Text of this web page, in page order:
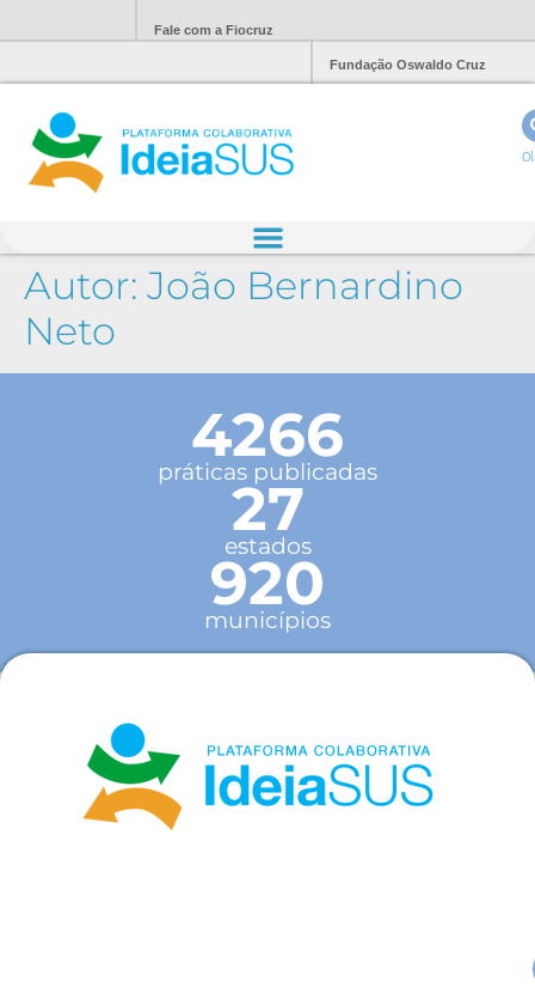
Fale com a Fiocruz
Fundação Oswaldo Cruz
Autor: João Bernardino
Neto
4266
práticas publicadas
27
estados
920
municípios